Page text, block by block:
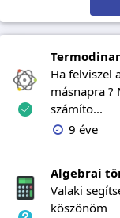
Ha felviszel
másnapra ?
számíto...
9 éve
Algebrai
Valaki
köszönöm